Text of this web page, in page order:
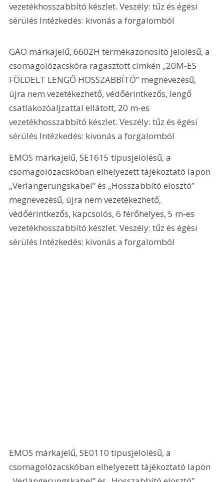
vezetékhosszabbító készlet. Veszély: tűz és égési
sérülés Intézkedés: kivonás a forgalomból
GAO márkajelű, 6602H termékazonosító jelölésű, a
csomagolózacskóra ragasztott címkén „20M-ES
FÖLDELT LENGŐ HOSSZABBÍTÓ” megnevezésű,
újra nem vezetékezhető, védőérintkezős, lengő
csatlakozóaljzattal ellátott, 20 m-es
vezetékhosszabbító készlet. Veszély: tűz és égési
sérülés Intézkedés: kivonás a forgalomból
EMOS márkajelű, SE1615 típusjelölésű, a
csomagolózacskóban elhelyezett tájékoztató lapon
„Verlängerungskabel” és „Hosszabbító elosztó”
megnevezésű, újra nem vezetékezhető,
védőérintkezős, kapcsolós, 6 férőhelyes, 5 m-es
vezetékhosszabbító készlet. Veszély: tűz és égési
sérülés Intézkedés: kivonás a forgalomból
EMOS márkajelű, SE0110 típusjelölésű, a
csomagolózacskóban elhelyezett tájékoztató lapon